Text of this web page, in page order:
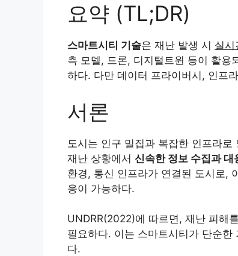
요약 (TL;DR)
스마트시티 기술은 재난 발생 시 실시
측 모델, 드론, 디지털트윈 등이 활용
하다. 다만 데이터 프라이버시, 인프
서론
도시는 인구 밀집과 복잡한 인프라로
재난 상황에서 신속한 정보 수집과 대
환경, 통신 인프라가 연결된 도시로,
응이 가능하다.
UNDRR(2022)에 따르면, 재난 피해
필요하다. 이는 스마트시티가 단순한
다.